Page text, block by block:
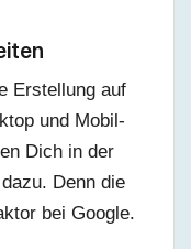
Erstellung auf
und Mobil-
Dich in der
Denn die
bei Google.